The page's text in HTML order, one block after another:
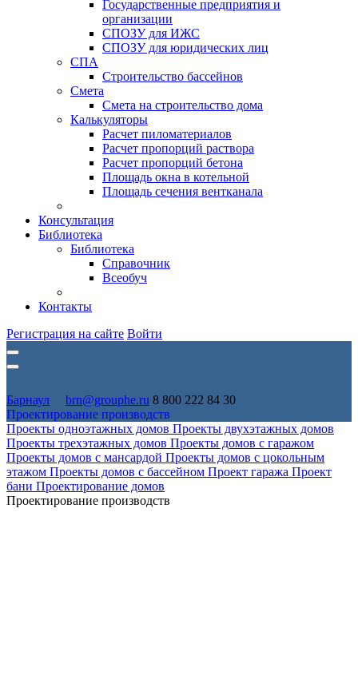
Государственные предприятия и
организации
СПОЗУ для ИЖС
СПОЗУ для юридических лиц
СПА
Строительство бассейнов
Смета
Смета на строительство дома
Калькуляторы
Расчет пиломатериалов
Расчет пропорций раствора
Расчет пропорций бетона
Площадь окна в котельной
Площадь сечения вентканала
Консультация
Библиотека
Библиотека
Справочник
Всеобуч
Контакты
Регистрация на сайте Войти
Барнаул brn@grouphe.ru 8 800 222 84 30
Проектирование производств
Проекты одноэтажных домов Проекты двухэтажных домов
Проекты трехэтажных домов Проекты домов с гаражом
Проекты домов с мансардой Проекты домов с цокольным
этажом Проекты домов с бассейном Проект гаража Проект
бани Проектирование домов
Проектирование производств